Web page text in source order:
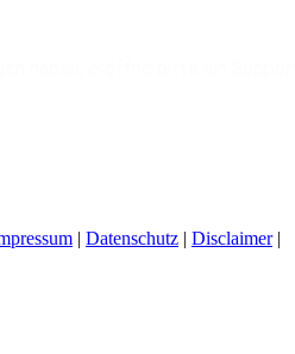
| Datenschutz | Disclaimer|